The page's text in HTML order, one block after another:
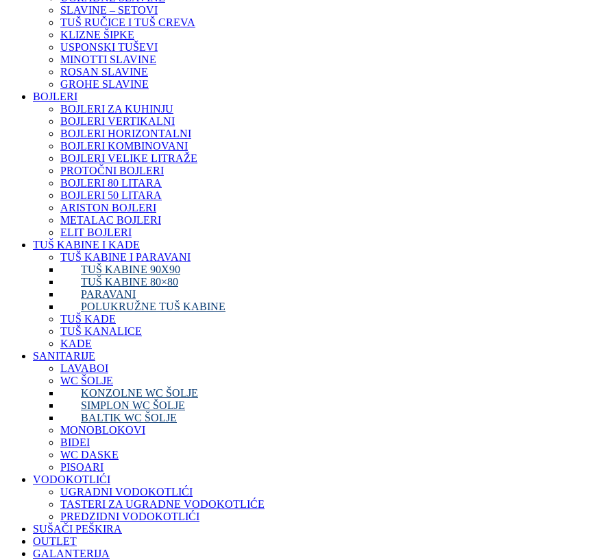
SLAVINE – SETOVI
TUŠ RUČICE I TUŠ CREVA
KLIZNE ŠIPKE
USPONSKI TUŠEVI
MINOTTI SLAVINE
ROSAN SLAVINE
GROHE SLAVINE
BOJLERI
BOJLERI ZA KUHINJU
BOJLERI VERTIKALNI
BOJLERI HORIZONTALNI
BOJLERI KOMBINOVANI
BOJLERI VELIKE LITRAŽE
PROTOČNI BOJLERI
BOJLERI 80 LITARA
BOJLERI 50 LITARA
ARISTON BOJLERI
METALAC BOJLERI
ELIT BOJLERI
TUŠ KABINE I KADE
TUŠ KABINE I PARAVANI
TUŠ KABINE 90X90
TUŠ KABINE 80×80
PARAVANI
POLUKRUŽNE TUŠ KABINE
TUŠ KADE
TUŠ KANALICE
KADE
SANITARIJE
LAVABOI
WC ŠOLJE
KONZOLNE WC ŠOLJE
SIMPLON WC ŠOLJE
BALTIK WC ŠOLJE
MONOBLOKOVI
BIDEI
WC DASKE
PISOARI
VODOKOTLIĆI
UGRADNI VODOKOTLIĆI
TASTERI ZA UGRADNE VODOKOTLIĆE
PREDZIDNI VODOKOTLIĆI
SUŠAČI PEŠKIRA
OUTLET
GALANTERIJA